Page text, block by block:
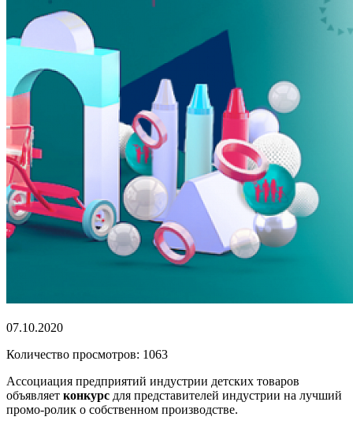
07.10.2020
Количество просмотров: 1063
Ассоциация предприятий индустрии детских товаров
объявляет конкурс для представителей индустрии на лучший
промо-ролик о собственном производстве.